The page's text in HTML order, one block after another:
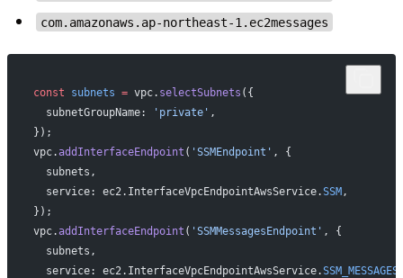
com.amazonaws.ap-northeast-1.ec2messages
const subnets = vpc. selectSubnets ({
  subnetGroupName:
'private' ,
});
vpc.addInterfaceEndpoint ( 'SSMEndpoint' , {
  subnets,
  service: ec2.InterfaceVpcEndpointAwsService.
SSM,
});
vpc.addInterfaceEndpoint ( 'SSMMessagesEndpoint' , {
  subnets,
  service: ec2.InterfaceVpcEndpointAwsService.
SSM_MESSAGES